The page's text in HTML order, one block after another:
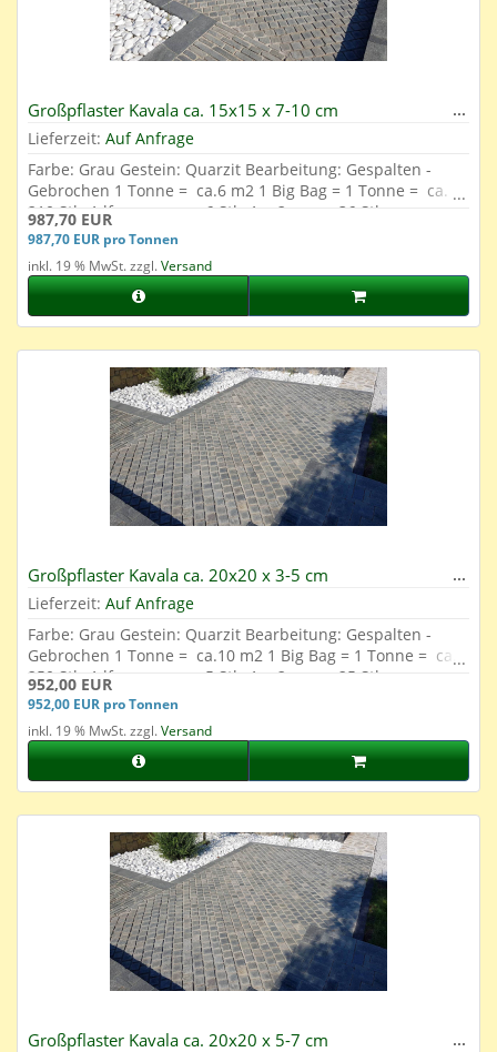
Großpflaster Kavala ca. 15x15 x 7-10 cm
Lieferzeit: Auf Anfrage
Farbe: Grau Gestein: Quarzit Bearbeitung: Gespalten -
Gebrochen 1 Tonne = ca.6 m2 1 Big Bag = 1 Tonne = ca.
210 Stk. 1 lfm. = ca. ca. 6 Stk. 1 m2 = ca. 36 Stk.
987,70 EUR
987,70 EUR pro Tonnen
inkl. 19 % MwSt. zzgl.Versand
Großpflaster Kavala ca. 20x20 x 3-5 cm
Lieferzeit: Auf Anfrage
Farbe: Grau Gestein: Quarzit Bearbeitung: Gespalten -
Gebrochen 1 Tonne = ca.10 m2 1 Big Bag = 1 Tonne = ca.
250 Stk. 1 lfm. = ca. ca. 5 Stk. 1 m2 = ca. 25 Stk.
952,00 EUR
952,00 EUR pro Tonnen
inkl. 19 % MwSt. zzgl.Versand
Großpflaster Kavala ca. 20x20 x 5-7 cm